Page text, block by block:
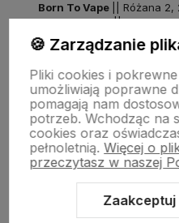
Born To Vape
|| Różana
NIP: 7141861133 || E:
Sklep internetowy Shoper
🍪 Zarządzanie
Pliki cookies i
umożliwiają poprawne
pomagają nam
potrzeb. Wchodząc na
cookies oraz
pełnoletnią. Więcej o
przeczytasz w naszej
Zaakceptuj